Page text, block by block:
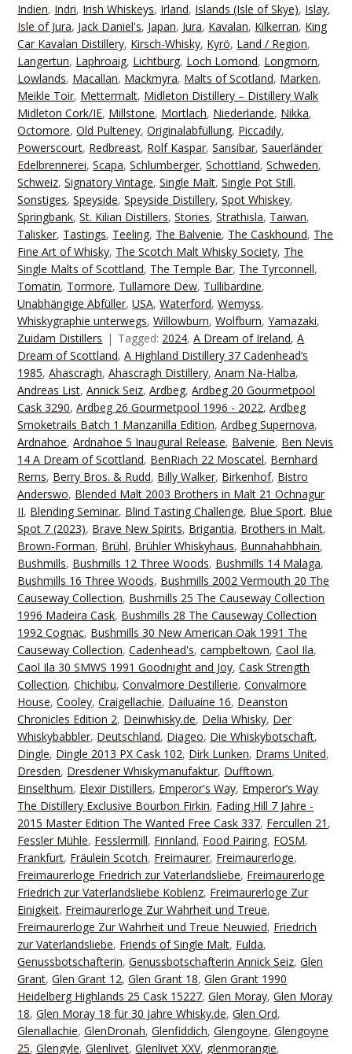
Indien, Indri, Irish Whiskeys, Irland, Islands (Isle of Skye), Islay,
Isle of Jura, Jack Daniel's, Japan, Jura, Kavalan, Kilkerran, King
Car Kavalan Distillery, Kirsch-Whisky, Kyrö, Land / Region,
Langertun, Laphroaig, Lichtburg, Loch Lomond, Longmorn,
Lowlands, Macallan, Mackmyra, Malts of Scotland, Marken,
Meikle Toir, Mettermalt, Midleton Distillery – Distillery Walk
Midleton Cork/IE, Millstone, Mortlach, Niederlande, Nikka,
Octomore,Old Pulteney,Originalabfüllung, Piccadily,
Powerscourt, Redbreast, Rolf Kaspar,Sansibar,Sauerländer
Edelbrennerei,Scapa,Schlumberger,Schottland,Schweden,
Schweiz,Signatory Vintage,Single Malt,Single Pot Still,
Sonstiges,Speyside,Speyside Distillery,Spot Whiskey,
Springbank,St. Kilian Distillers,Stories,Strathisla, Taiwan,
Talisker, Tastings, Teeling, The Balvenie, The Caskhound, The
Fine Art of Whisky, The Scotch Malt Whisky Society, The
Single Malts of Scottland, The Temple Bar, The Tyrconnell,
Tomatin, Tormore, Tullamore Dew, Tullibardine,
Unabhängige Abfüller,USA,Waterford,Wemyss,
Whiskygraphie unterwegs,Willowburn,Wolfburn,Yamazaki,
Zuidam Distillers
Tagged: 2024,A Dream of Ireland,A
Dream of Scottland,A Highland Distillery 37 Cadenhead‘s
1985,Ahascragh,Ahascragh Distillery,Anam Na-Halba,
Andreas List,Annick Seiz,Ardbeg,Ardbeg 20 Gourmetpool
Cask 3290,Ardbeg 26 Gourmetpool 1996 - 2022,Ardbeg
Smoketrails Batch 1 Manzanilla Edition,Ardbeg Supernova,
Ardnahoe,Ardnahoe 5 Inaugural Release, Balvenie, Ben Nevis
14 A Dream of Scottland, BenRiach 22 Moscatel, Bernhard
Rems, Berry Bros. & Rudd, Billy Walker, Birkenhof, Bistro
Anderswo, Blended Malt 2003 Brothers in Malt 21 Ochnagur
II, Blending Seminar, Blind Tasting Challenge, Blue Sport, Blue
Spot 7 (2023), Brave New Spirits, Brigantia, Brothers in Malt,
Brown-Forman, Brühl, Brühler Whiskyhaus, Bunnahahbhain,
Bushmills, Bushmills 12 Three Woods, Bushmills 14 Malaga,
Bushmills 16 Three Woods, Bushmills 2002 Vermouth 20 The
Causeway Collection, Bushmills 25 The Causeway Collection
1996 Madeira Cask, Bushmills 28 The Causeway Collection
1992 Cognac, Bushmills 30 New American Oak 1991 The
Causeway Collection,Cadenhead's,campbeltown,Caol Ila,
Caol Ila 30 SMWS 1991 Goodnight and Joy,Cask Strength
Collection,Chichibu,Convalmore Destillerie,Convalmore
House,Cooley,Craigellachie, Dailuaine 16, Deanston
Chronicles Edition 2, Deinwhisky.de, Delia Whisky, Der
Whiskybabbler, Deutschland, Diageo, Die Whiskybotschaft,
Dingle, Dingle 2013 PX Cask 102, Dirk Lunken, Drams United,
Dresden, Dresdener Whiskymanufaktur, Dufftown,
Einselthum, Elexir Distillers, Emperor's Way, Emperor’s Way
The Distillery Exclusive Bourbon Firkin, Fading Hill 7 Jahre -
2015 Master Edition The Wanted Free Cask 337, Fercullen 21 ,
Fessler Mühle, Fesslermill, Finnland, Food Pairing, FOSM,
Frankfurt, Fräulein Scotch, Freimaurer, Freimaurerloge,
Freimaurerloge Friedrich zur Vaterlandsliebe, Freimaurerloge
Friedrich zur Vaterlandsliebe Koblenz, Freimaurerloge Zur
Einigkeit, Freimaurerloge Zur Wahrheit und Treue,
Freimaurerloge Zur Wahrheit und Treue Neuwied, Friedrich
zur Vaterlandsliebe, Friends of Single Malt, Fulda,
Genussbotschafterin,Genussbotschafterin Annick Seiz,Glen
Grant,Glen Grant 12,Glen Grant 18,Glen Grant 1990
Heidelberg Highlands 25 Cask 15227,Glen Moray,Glen Moray
18,Glen Moray 18 für 30 Jahre Whisky.de,Glen Ord,
Glenallachie,GlenDronah,Glenfiddich,Glengoyne,Glengoyne
25,Glengyle,Glenlivet,Glenlivet XXV, glenmorangie,